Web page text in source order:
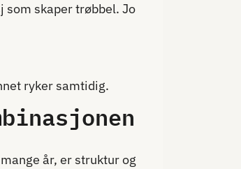
skaper trøbbel. Jo
ryker samtidig.
år, er struktur og